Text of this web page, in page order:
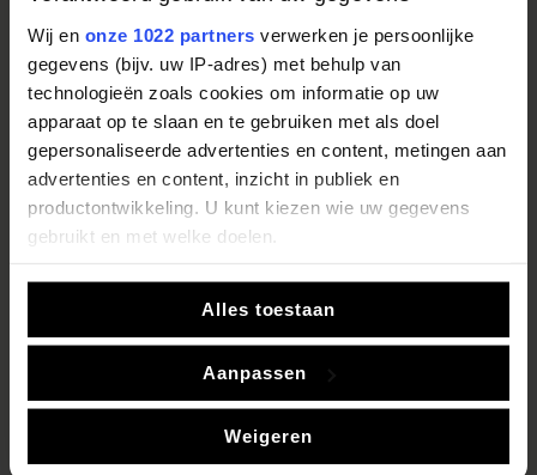
Wij en onze 1022 partners verwerken je persoonlijke
gegevens (bijv. uw IP-adres) met behulp van
technologieën zoals cookies om informatie op uw
apparaat op te slaan en te gebruiken met als doel
gepersonaliseerde advertenties en content, metingen aan
advertenties en content, inzicht in publiek en
productontwikkeling. U kunt kiezen wie uw gegevens
gebruikt en met welke doelen.
Uw apparaat identificeren door het actief te scannen
op specifieke eigenschappen (fingerprinting)
Lees meer over hoe uw persoonlijke gegevens worden
Alles toestaan
Aanpassen
Weigeren